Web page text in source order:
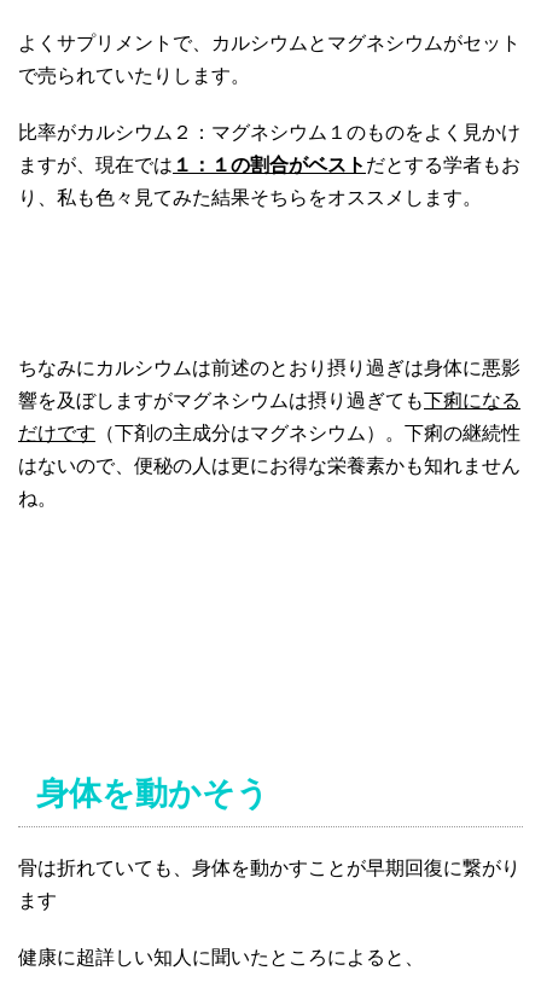
よくサプリメントで、カルシウムとマグネシウムがセット
で売られていたりします。
比率がカルシウム２：マグネシウム１のものをよく見かけ
ますが、現在では １：１の割合がベスト だとする学者もお
り、私も色々見てみた結果そちらをオススメします。
ちなみにカルシウムは前述のとおり摂り過ぎは身体に悪影
響を及ぼしますがマグネシウムは摂り過ぎても下痢になる
だけです （下剤の主成分はマグネシウム）。下痢の継続性
はないので、便秘の人は更にお得な栄養素かも知れません
ね。
身体を動かそう
骨は折れていても、身体を動かすことが早期回復に繋がり
ます
健康に超詳しい知人に聞いたところによると、